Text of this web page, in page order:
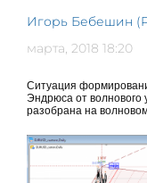
Игорь Бебешин
марта, 2018 18:20
Ситуация
Эндрюса от волнового
разобрана на